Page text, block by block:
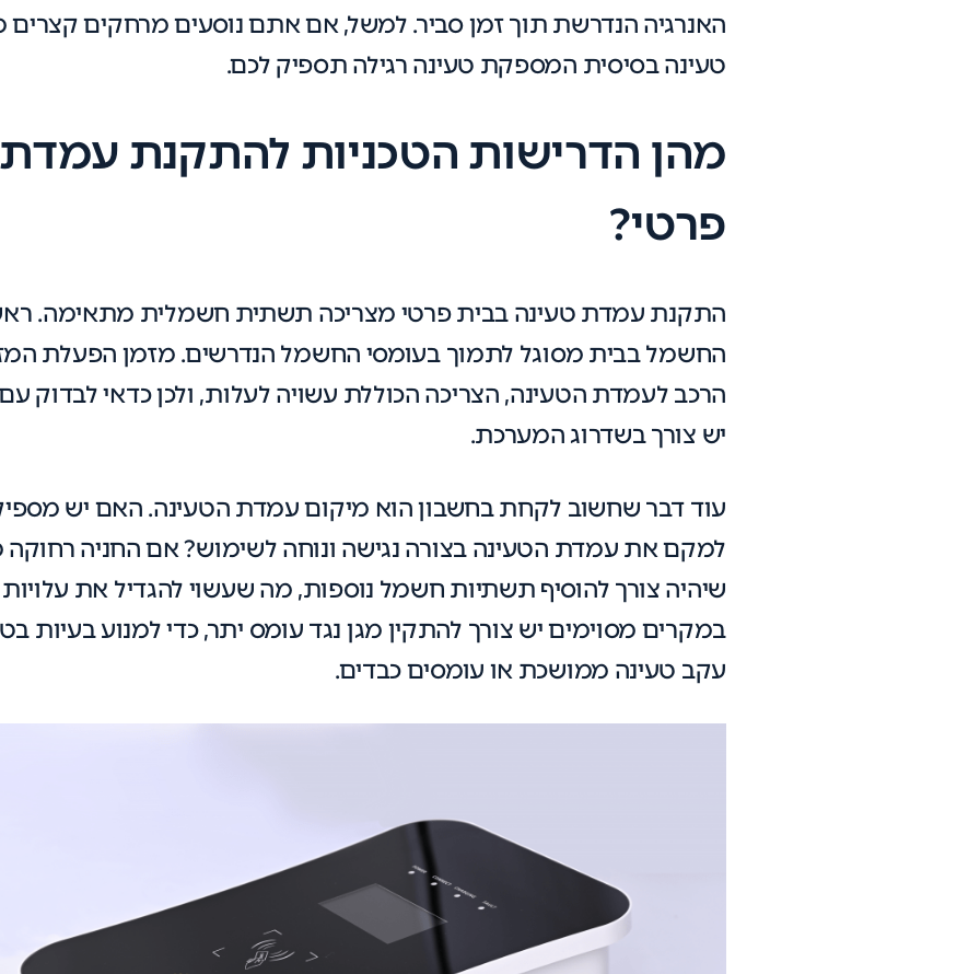
האנרגיה הנדרשת תוך זמן סביר. למשל, אם אתם נוסעים מרחקים קצרים
טעינה בסיסית המספקת טעינה רגילה תספיק לכם.
מהן הדרישות הטכניות להתקנת
פרטי?
התקנת עמדת טעינה בבית פרטי מצריכה תשתית חשמלית מתאימה.
החשמל בבית מסוגל לתמוך בעומסי החשמל הנדרשים. מזמן הפעלת
הרכב לעמדת הטעינה, הצריכה הכוללת עשויה לעלות, ולכן כדאי
יש צורך בשדרוג המערכת.
עוד דבר שחשוב לקחת בחשבון הוא מיקום עמדת הטעינה. האם יש
למקם את עמדת הטעינה בצורה נגישה ונוחה לשימוש? אם החניה רחוקה
שיהיה צורך להוסיף תשתיות חשמל נוספות, מה שעשוי להגדיל את
במקרים מסוימים יש צורך להתקין מגן נגד עומס יתר, כדי למנוע בעיות
עקב טעינה ממושכת או עומסים כבדים.